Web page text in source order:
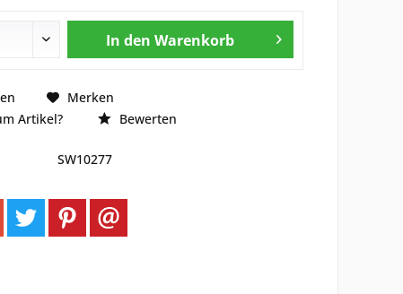
In den Warenkorb
Merken
Artikel?
Bewerten
SW10277